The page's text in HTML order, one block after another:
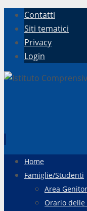
Contatti
Siti tematici
Privacy
Login
contenuto
Home
Famiglie/Studenti
Area
Orario delle